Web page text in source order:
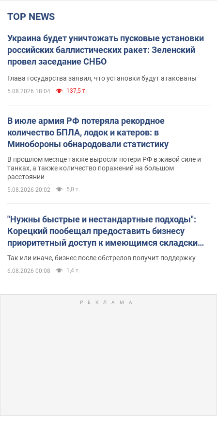
TOP NEWS
Украина будет уничтожать пусковые установки
российских баллистических ракет: Зеленский
провел заседание СНБО
Глава государства заявил, что установки будут атакованы
5.08.2026 18:04 137,5 т.
В июле армия РФ потеряла рекордное
количество БПЛА, лодок и катеров: в
Минобороны обнародовали статистику
В прошлом месяце также выросли потери РФ в живой силе и
танках, а также количество поражений на большом
расстоянии
5.08.2026 20:02 5,0 т.
"Нужны быстрые и нестандартные подходы":
Корецкий пообещал предоставить бизнесу
приоритетный доступ к имеющимся складским
помещениям
Так или иначе, бизнес после обстрелов получит поддержку
6.08.2026 00:08 1,4 т.